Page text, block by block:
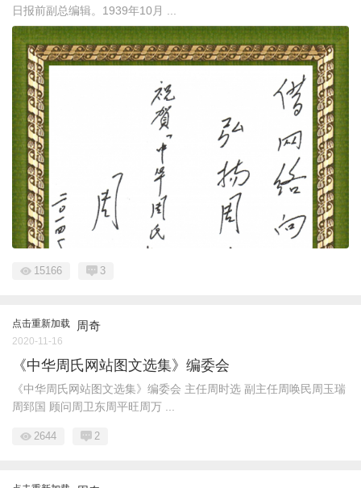
日报前副总编辑。1939年10月 ...
15166 3
点击重新加载 周奇
2020-11-16
《中华周氏网站图文选集》编委会
《中华周氏网站图文选集》编委会 主任周时选 副主任周唤民周玉瑞
周郅国 顾问周卫东周平旺周万 ...
2644 2